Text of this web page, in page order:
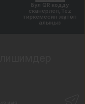
Бул QR кодду
сканерлеп,Tez
тиркемесин жүктөп
алыңыз